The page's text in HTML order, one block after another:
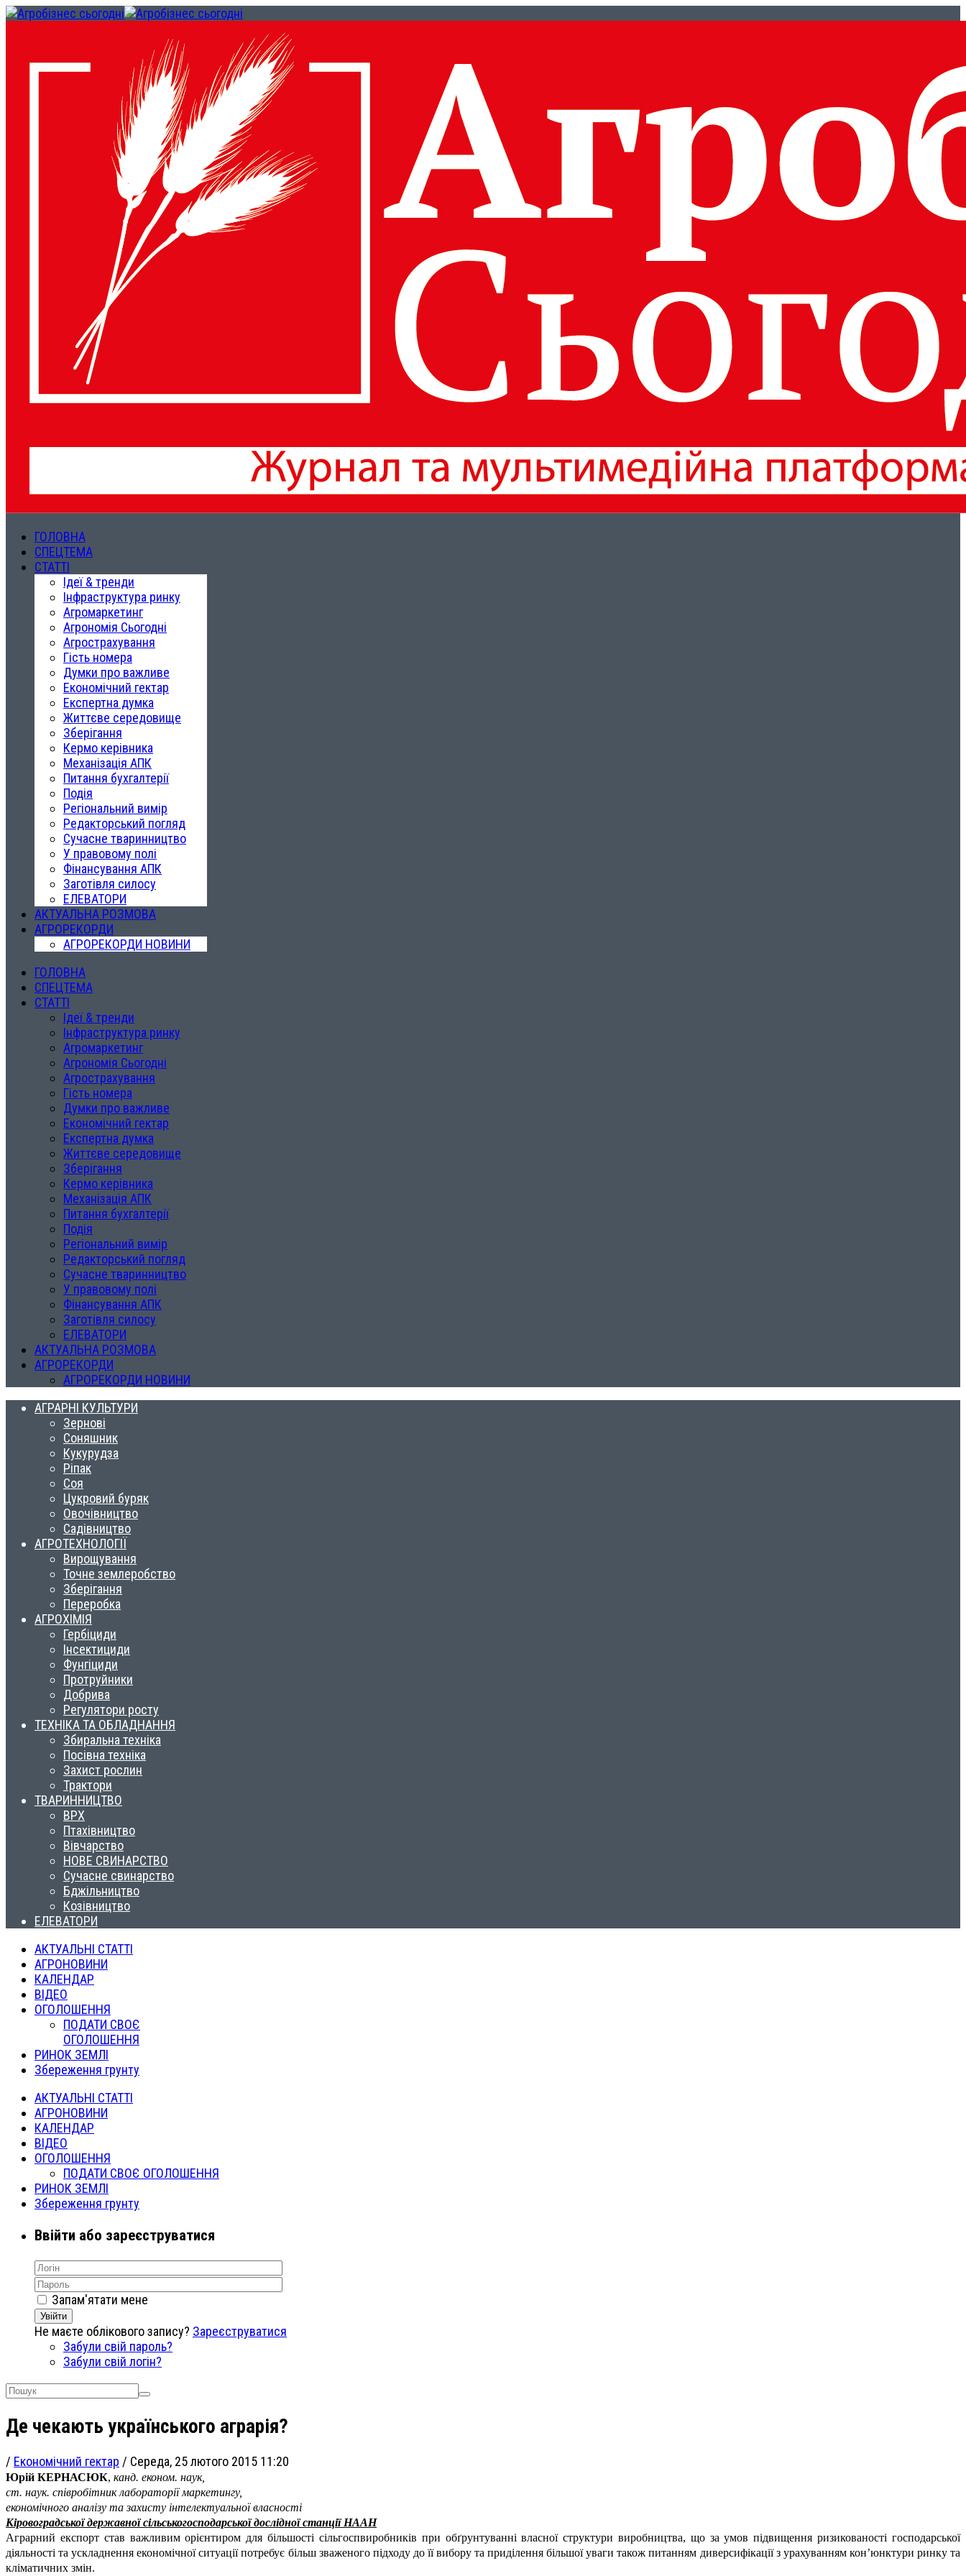
ГОЛОВНА
СПЕЦТЕМА
СТАТТІ
Ідеї & тренди
Інфраструктура ринку
Агромаркетинг
Агрономія Сьогодні
Агрострахування
Гість номера
Думки про важливе
Економічний гектар
Експертна думка
Життєве середовище
Зберігання
Кермо керівника
Механізація АПК
Питання бухгалтерії
Подія
Регіональний вимір
Редакторський погляд
Сучасне тваринництво
У правовому полі
Фінансування АПК
Заготівля силосу
ЕЛЕВАТОРИ
АКТУАЛЬНА РОЗМОВА
АГРОРЕКОРДИ
АГРОРЕКОРДИ НОВИНИ
ГОЛОВНА
СПЕЦТЕМА
СТАТТІ
Ідеї & тренди
Інфраструктура ринку
Агромаркетинг
Агрономія Сьогодні
Агрострахування
Гість номера
Думки про важливе
Економічний гектар
Експертна думка
Життєве середовище
Зберігання
Кермо керівника
Механізація АПК
Питання бухгалтерії
Подія
Регіональний вимір
Редакторський погляд
Сучасне тваринництво
У правовому полі
Фінансування АПК
Заготівля силосу
ЕЛЕВАТОРИ
АКТУАЛЬНА РОЗМОВА
АГРОРЕКОРДИ
АГРОРЕКОРДИ НОВИНИ
АГРАРНІ КУЛЬТУРИ
Зернові
Соняшник
Кукурудза
Ріпак
Соя
Цукровий буряк
Овочівництво
Садівництво
АГРОТЕХНОЛОГІЇ
Вирощування
Точне землеробство
Зберігання
Переробка
АГРОХІМІЯ
Гербіциди
Інсектициди
Фунгіциди
Протруйники
Добрива
Регулятори росту
ТЕХНІКА ТА ОБЛАДНАННЯ
Збиральна техніка
Посівна техніка
Захист рослин
Трактори
ТВАРИННИЦТВО
ВРХ
Птахівництво
Вівчарство
НОВЕ СВИНАРСТВО
Сучасне свинарство
Бджільництво
Козівництво
ЕЛЕВАТОРИ
АКТУАЛЬНІ СТАТТІ
АГРОНОВИНИ
КАЛЕНДАР
ВІДЕО
ОГОЛОШЕННЯ
ПОДАТИ СВОЄ
ОГОЛОШЕННЯ
РИНОК ЗЕМЛІ
Збереження грунту
АКТУАЛЬНІ СТАТТІ
АГРОНОВИНИ
КАЛЕНДАР
ВІДЕО
ОГОЛОШЕННЯ
ПОДАТИ СВОЄ ОГОЛОШЕННЯ
РИНОК ЗЕМЛІ
Збереження грунту
Ввійти або зареєструватися
Запам'ятати мене
Увійти
Не маєте облікового запису? Зареєструватися
Забули свій пароль?
Забули свій логін?
Де чекають українського аграрія?
/ Економічний гектар / Середа, 25 лютого 2015 11:20
Юрій КЕРНАСЮК, канд. економ. наук,
ст. наук. співробітник лабораторії маркетингу,
економічного аналізу та захисту інтелектуальної власності
Кіровоградської державної сільськогосподарської дослідної станції НААН
Аграрний експорт став важливим орієнтиром для більшості сільгоспвиробників при обґрунтуванні власної структури виробництва, що за умов підвищення ризикованості господарської
діяльності та ускладнення економічної ситуації потребує більш зваженого підходу до її вибору та приділення більшої уваги також питанням диверсифікації з урахуванням кон’юнктури ринку та
кліматичних змін.